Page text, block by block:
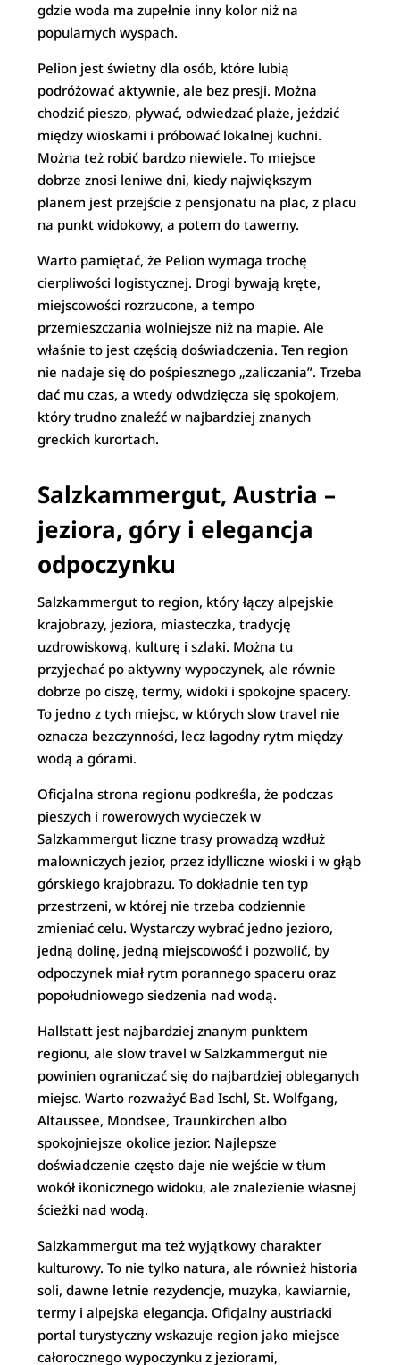
gdzie woda ma zupełnie inny kolor niż na
popularnych wyspach.
Pelion jest świetny dla osób, które lubią
podróżować aktywnie, ale bez presji. Można
chodzić pieszo, pływać, odwiedzać plaże, jeździć
między wioskami i próbować lokalnej kuchni.
Można też robić bardzo niewiele. To miejsce
dobrze znosi leniwe dni, kiedy największym
planem jest przejście z pensjonatu na plac, z placu
na punkt widokowy, a potem do tawerny.
Warto pamiętać, że Pelion wymaga trochę
cierpliwości logistycznej. Drogi bywają kręte,
miejscowości rozrzucone, a tempo
przemieszczania wolniejsze niż na mapie. Ale
właśnie to jest częścią doświadczenia. Ten region
nie nadaje się do pośpiesznego „zaliczania”. Trzeba
dać mu czas, a wtedy odwdzięcza się spokojem,
który trudno znaleźć w najbardziej znanych
greckich kurortach.
Salzkammergut, Austria –
jeziora, góry i elegancja
odpoczynku
Salzkammergut to region, który łączy alpejskie
krajobrazy, jeziora, miasteczka, tradycję
uzdrowiskową, kulturę i szlaki. Można tu
przyjechać po aktywny wypoczynek, ale równie
dobrze po ciszę, termy, widoki i spokojne spacery.
To jedno z tych miejsc, w których slow travel nie
oznacza bezczynności, lecz łagodny rytm między
wodą a górami.
Oficjalna strona regionu podkreśla, że podczas
pieszych i rowerowych wycieczek w
Salzkammergut liczne trasy prowadzą wzdłuż
malowniczych jezior, przez idylliczne wioski i w głąb
górskiego krajobrazu. To dokładnie ten typ
przestrzeni, w której nie trzeba codziennie
zmieniać celu. Wystarczy wybrać jedno jezioro,
jedną dolinę, jedną miejscowość i pozwolić, by
odpoczynek miał rytm porannego spaceru oraz
popołudniowego siedzenia nad wodą.
Hallstatt jest najbardziej znanym punktem
regionu, ale slow travel w Salzkammergut nie
powinien ograniczać się do najbardziej obleganych
miejsc. Warto rozważyć Bad Ischl, St. Wolfgang,
Altaussee, Mondsee, Traunkirchen albo
spokojniejsze okolice jezior. Najlepsze
doświadczenie często daje nie wejście w tłum
wokół ikonicznego widoku, ale znalezienie własnej
ścieżki nad wodą.
Salzkammergut ma też wyjątkowy charakter
kulturowy. To nie tylko natura, ale również historia
soli, dawne letnie rezydencje, muzyka, kawiarnie,
termy i alpejska elegancja. Oficjalny austriacki
portal turystyczny wskazuje region jako miejsce
całorocznego wypoczynku z jeziorami,